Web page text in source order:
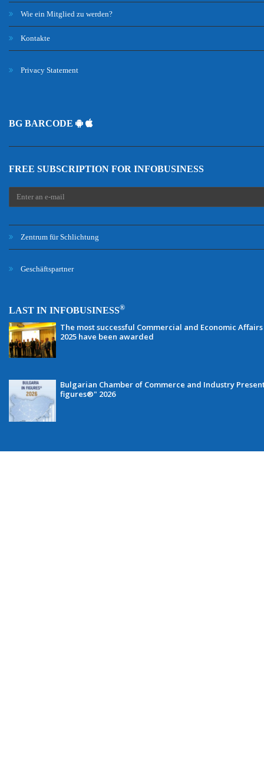
Wie ein Mitglied zu werden?
Kontakte
Privacy Statement
BG BARCODE
FREE SUBSCRIPTION FOR INFOBUSINESS
Zentrum für Schlichtung
Geschäftspartner
LAST IN INFOBUSINESS®
The most successful Commercial and Economic
2025 have been awarded
Bulgarian Chamber of Commerce and Industry
figures®" 2026